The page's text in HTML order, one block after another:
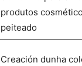
produtos
peiteado
Creación dunha